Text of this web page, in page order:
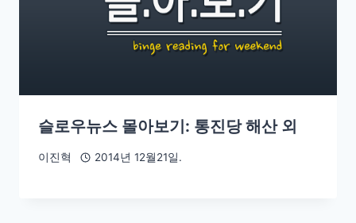
슬로우뉴스 몰아보기: 통진당 해산 외
이진혁 2014년 12월21일.